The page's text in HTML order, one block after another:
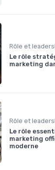
Le rôle
marketing
Le rôle
marketing
moderne